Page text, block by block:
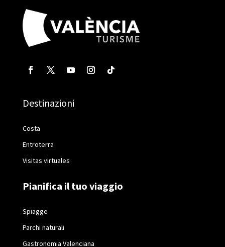
Destinazioni
Costa
Entroterra
Visitas virtuales
Pianifica il tuo viaggio
Spiagge
Parchi naturali
Gastronomia Valenciana